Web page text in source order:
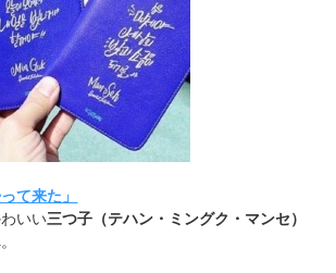
て来た」
いい三つ子（テハン・ミングク・マンセ）